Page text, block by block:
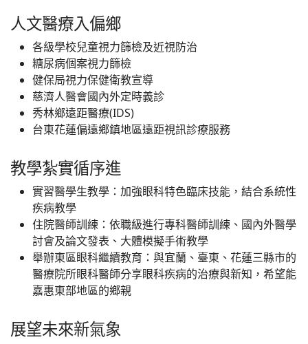
人文醫療入偏鄉
各級學校兒童視力篩檢及近視防治
糖尿病個案視力篩檢
健保局視力保健衛教宣導
慈濟人醫會國內外定時義診
秀林鄉遠距醫療(IDS)
台東花蓮偏遠鄉鎮地區遠距視訊診療服務
教學紮實循序進
實習醫學生教學：加強眼科特色臨床技能，結合系統性
疾病教學
住院醫師訓練：依職級進行專科醫師訓練、國內外醫學
討會及論文發表、大體模擬手術教學
舉辦東區眼科繼續教育：與宜蘭、臺東、花蓮三縣市的
醫療院所眼科醫師分享眼科疾病的治療與新知，希望能
嘉惠東部地區的鄉親
展望未來新氣象